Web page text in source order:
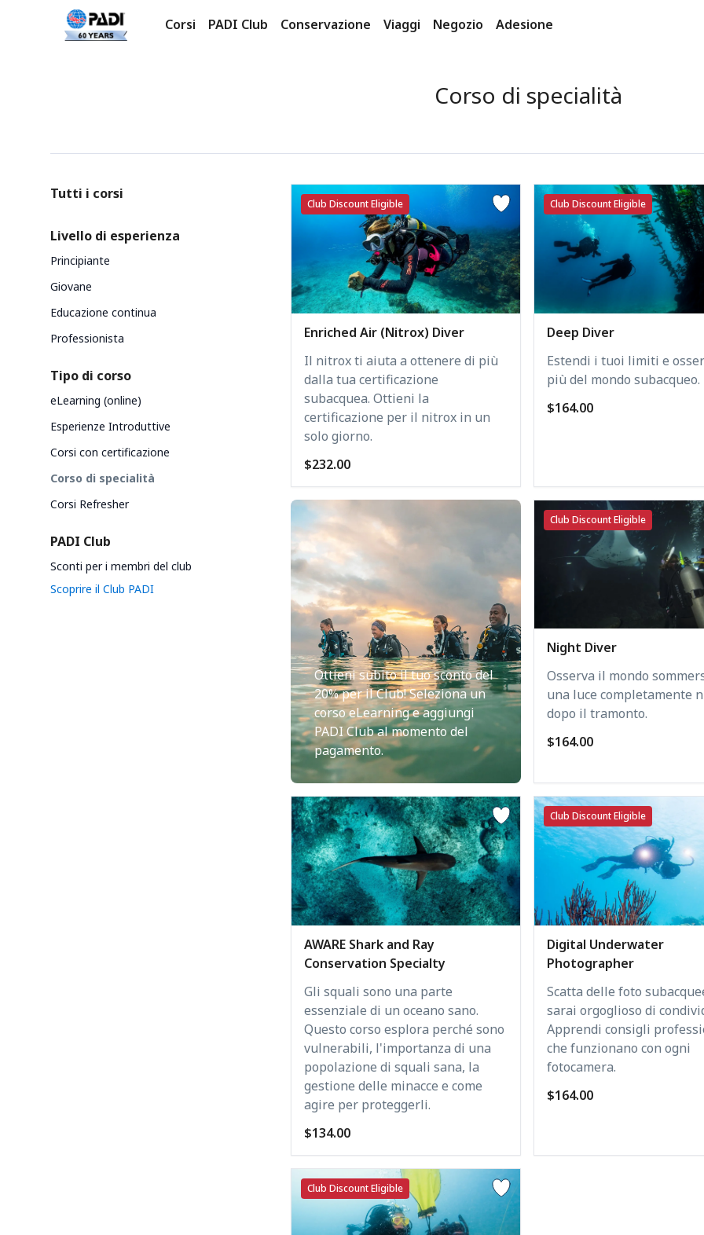
Corsi PADI Club Conservazione Viaggi Negozio Adesione
Corso di specialità
Categories
Tutti i corsi
Livello di esperienza
Principiante
Giovane
Educazione continua
Professionista
Tipo di corso
eLearning (online)
Esperienze Introduttive
Corsi con certificazione
Corso di specialità
Corsi Refresher
PADI Club
Sconti per i membri del club
Scoprire il Club PADI
Club Discount Eligible
Enriched Air (Nitrox) Diver
Il nitrox ti aiuta a ottenere di più
dalla tua certificazione
subacquea. Ottieni la
certificazione per il nitrox in un
solo giorno.
$232.00
Club Discount Eligible
Deep Diver
Estendi i tuoi limiti e
più del mondo subacqueo.
$164.00
Ottieni subito il tuo sconto del
20% per il Club! Seleziona un
corso eLearning e aggiungi
PADI Club al momento del
pagamento.
Club Discount Eligible
Night Diver
Osserva il mondo
una luce completamente
dopo il tramonto.
$164.00
AWARE Shark and Ray
Conservation Specialty
Gli squali sono una parte
essenziale di un oceano sano.
Questo corso esplora perché sono
vulnerabili, l'importanza di una
popolazione di squali sana, la
gestione delle minacce e come
agire per proteggerli.
$134.00
Club Discount Eligible
Digital Underwater
Photographer
Scatta delle foto
sarai orgoglioso di
Apprendi consigli
che funzionano con ogni
fotocamera.
$164.00
Club Discount Eligible